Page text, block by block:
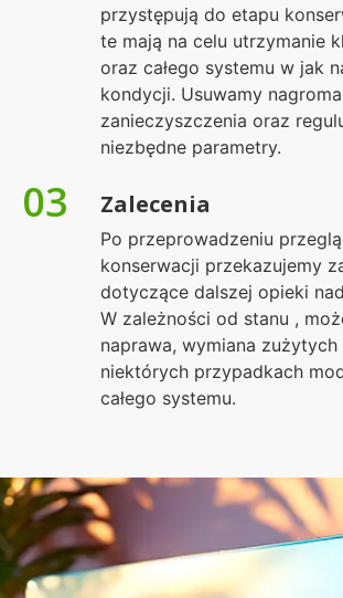
przystępują do etapu
te mają na celu utrzymanie
oraz całego systemu w jak
kondycji. Usuwamy
zanieczyszczenia oraz
niezbędne parametry.
03 Zalecenia
Po przeprowadzeniu
konserwacji przekazujemy
dotyczące dalszej opieki
W zależności od stanu ,
naprawa, wymiana
niektórych przypadkach
całego systemu.